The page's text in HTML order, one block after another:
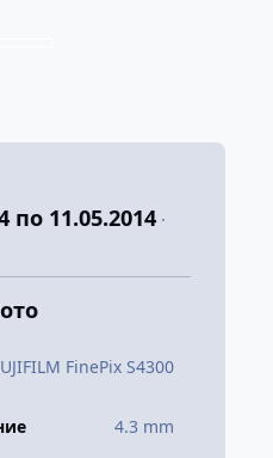
по 11.05.2014 ·
FinePix S4300
4.3 mm